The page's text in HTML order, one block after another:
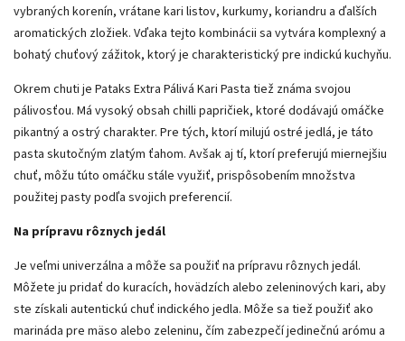
vybraných korenín, vrátane kari listov, kurkumy, koriandru a ďalších
aromatických zložiek. Vďaka tejto kombinácii sa vytvára komplexný a
bohatý chuťový zážitok, ktorý je charakteristický pre indickú kuchyňu.
Okrem chuti je Pataks Extra Pálivá Kari Pasta tiež známa svojou
pálivosťou. Má vysoký obsah chilli papričiek, ktoré dodávajú omáčke
pikantný a ostrý charakter. Pre tých, ktorí milujú ostré jedlá, je táto
pasta skutočným zlatým ťahom. Avšak aj tí, ktorí preferujú miernejšiu
chuť, môžu túto omáčku stále využiť, prispôsobením množstva
použitej pasty podľa svojich preferencií.
Na prípravu rôznych jedál
Je veľmi univerzálna a môže sa použiť na prípravu rôznych jedál.
Môžete ju pridať do kuracích, hovädzích alebo zeleninových kari, aby
ste získali autentickú chuť indického jedla. Môže sa tiež použiť ako
marináda pre mäso alebo zeleninu, čím zabezpečí jedinečnú arómu a